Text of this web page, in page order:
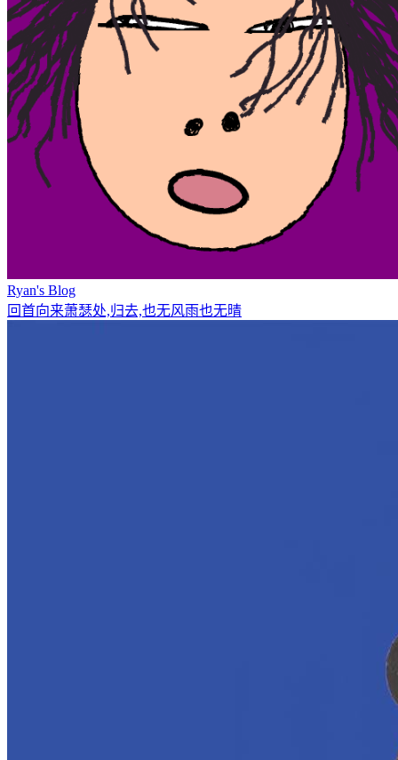
Ryan's Blog
回首向来萧瑟处,归去,也无风雨也无晴